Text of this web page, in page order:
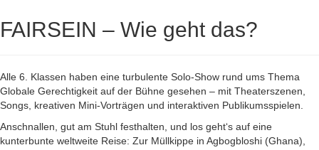
FAIRSEIN – Wie geht das?
Alle 6. Klassen haben eine turbulente Solo-Show rund ums Thema
Globale Gerechtigkeit auf der Bühne gesehen – mit Theaterszenen,
Songs, kreativen Mini-Vorträgen und interaktiven Publikumsspielen.
Anschnallen, gut am Stuhl festhalten, und los geht‘s auf eine
kunterbunte weltweite Reise: Zur Müllkippe in Agbogbloshi (Ghana),